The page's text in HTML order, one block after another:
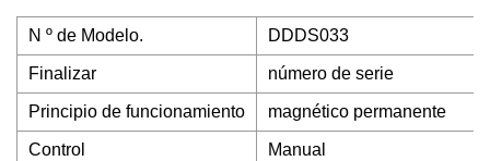
N º de Modelo. DDDS033
Finalizar número de serie
Principio de funcionamiento magnético permanente
Control Manual